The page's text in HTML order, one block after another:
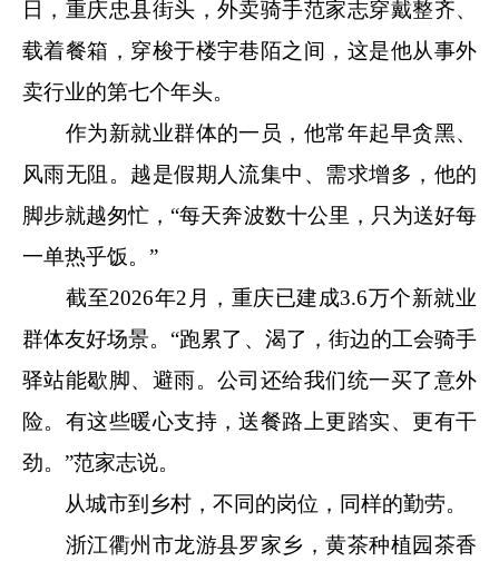
日，重庆忠县街头，外卖骑手范家志穿戴整齐、
载着餐箱，穿梭于楼宇巷陌之间，这是他从事外
卖行业的第七个年头。
作为新就业群体的一员，他常年起早贪黑、
风雨无阻。越是假期人流集中、需求增多，他的
脚步就越匆忙，“每天奔波数十公里，只为送好每
一单热乎饭。”
截至2026年2月，重庆已建成3.6万个新就业
群体友好场景。“跑累了、渴了，街边的工会骑手
驿站能歇脚、避雨。公司还给我们统一买了意外
险。有这些暖心支持，送餐路上更踏实、更有干
劲。”范家志说。
从城市到乡村，不同的岗位，同样的勤劳。
浙江衢州市龙游县罗家乡，黄茶种植园茶香